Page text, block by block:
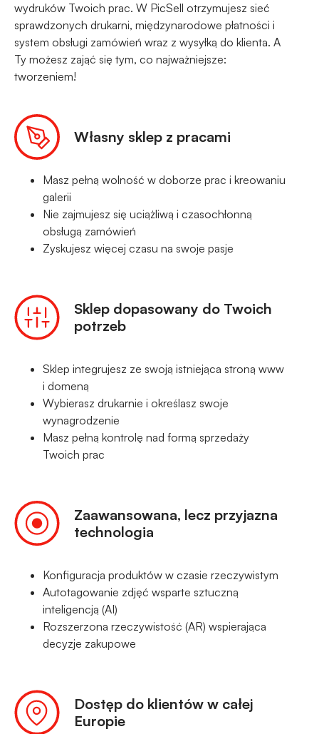
wydruków Twoich prac. W PicSell otrzymujesz sieć
sprawdzonych drukarni, międzynarodowe płatności i
system obsługi zamówień wraz z wysyłką do klienta. A
Ty możesz zająć się tym, co najważniejsze:
tworzeniem!
Własny sklep z pracami
Masz pełną wolność w doborze prac i kreowaniu
galerii
Nie zajmujesz się uciążliwą i czasochłonną
obsługą zamówień
Zyskujesz więcej czasu na swoje pasje
Sklep dopasowany do Twoich
potrzeb
Sklep integrujesz ze swoją istniejąca stroną www
i domeną
Wybierasz drukarnie i określasz swoje
wynagrodzenie
Masz pełną kontrolę nad formą sprzedaży
Twoich prac
Zaawansowana, lecz przyjazna
technologia
Konfiguracja produktów w czasie rzeczywistym
Autotagowanie zdjęć wsparte sztuczną
inteligencją (AI)
Rozszerzona rzeczywistość (AR) wspierająca
decyzje zakupowe
Dostęp do klientów w całej
Europie